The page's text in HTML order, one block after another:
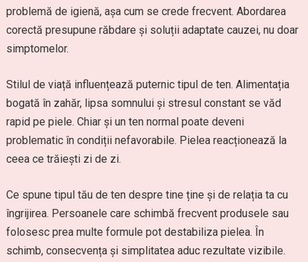
problemă de igienă, așa cum se crede frecvent. Abordarea
corectă presupune răbdare și soluții adaptate cauzei, nu doar
simptomelor.
Stilul de viață influențează puternic tipul de ten. Alimentația
bogată în zahăr, lipsa somnului și stresul constant se văd
rapid pe piele. Chiar și un ten normal poate deveni
problematic în condiții nefavorabile. Pielea reacționează la
ceea ce trăiești zi de zi.
Ce spune tipul tău de ten despre tine ține și de relația ta cu
îngrijirea. Persoanele care schimbă frecvent produsele sau
folosesc prea multe formule pot destabiliza pielea. În
schimb, consecvența și simplitatea aduc rezultate vizibile.